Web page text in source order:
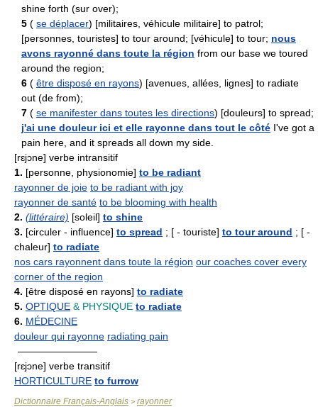
shine forth (sur over);
5 ( se déplacer) [militaires, véhicule militaire] to patrol;
[personnes, touristes] to tour around; [véhicule] to tour; nous
avons rayonné dans toute la région from our base we toured
around the region;
6 ( être disposé en rayons) [avenues, allées, lignes] to radiate
out (de from);
7 ( se manifester dans toutes les directions) [douleurs] to spread;
j'ai une douleur ici et elle rayonne dans tout le côté I've got a
pain here, and it spreads all down my side.
[rɛjɔne] verbe intransitif
1. [personne, physionomie] to be radiant
rayonner de joie to be radiant with joy
rayonner de santé to be blooming with health
2. (littéraire) [soleil] to shine
3. [circuler - influence] to spread ; [ - touriste] to tour around ; [ -
chaleur] to radiate
nos cars rayonnent dans toute la région our coaches cover every
corner of the region
4. [être disposé en rayons] to radiate
5. OPTIQUE & PHYSIQUE to radiate
6. MÉDECINE
douleur qui rayonne radiating pain
————————
[rɛjɔne] verbe transitif
HORTICULTURE to furrow
Dictionnaire Français-Anglais > rayonner